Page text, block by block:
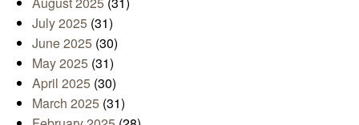
July 2025 (31)
June 2025 (30)
May 2025 (31)
April 2025 (30)
March 2025 (31)